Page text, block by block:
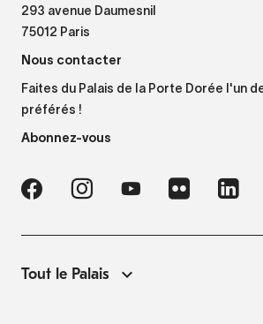
293 avenue Daumesnil
75012 Paris
Nous contacter
Faites du Palais de la Porte Dorée l'un
préférés !
Abonnez-vous
Tout le Palais